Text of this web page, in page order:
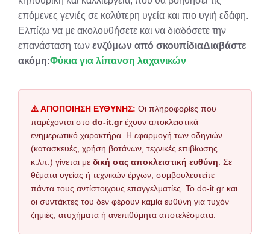
επόμενες γενιές σε καλύτερη υγεία και πιο υγιή εδάφη.
Ελπίζω να με ακολουθήσετε και να διαδόσετε την
επανάσταση των ενζύμων από σκουπίδιαΔιαβάστε
ακόμη:Φύκια για λίπανση λαχανικών
⚠️ ΑΠΟΠΟΙΗΣΗ ΕΥΘΥΝΗΣ: Οι πληροφορίες που
παρέχονται στο do-it.grέχουν αποκλειστικά
ενημερωτικό χαρακτήρα. Η εφαρμογή των οδηγιών
(κατασκευές, χρήση βοτάνων, τεχνικές επιβίωσης
κ.λπ.) γίνεται με δική σας αποκλειστική ευθύνη . Σε
θέματα υγείας ή τεχνικών έργων, συμβουλευτείτε
πάντα τους αντίστοιχους επαγγελματίες. Το do-it.gr και
οι συντάκτες του δεν φέρουν καμία ευθύνη για τυχόν
ζημιές, ατυχήματα ή ανεπιθύμητα αποτελέσματα.